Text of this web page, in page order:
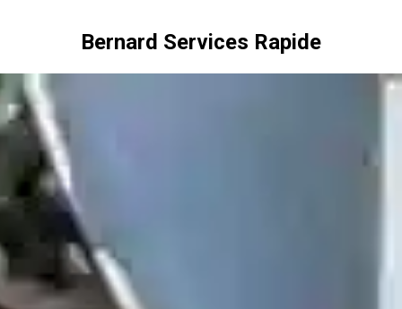
Bernard Services Rapide